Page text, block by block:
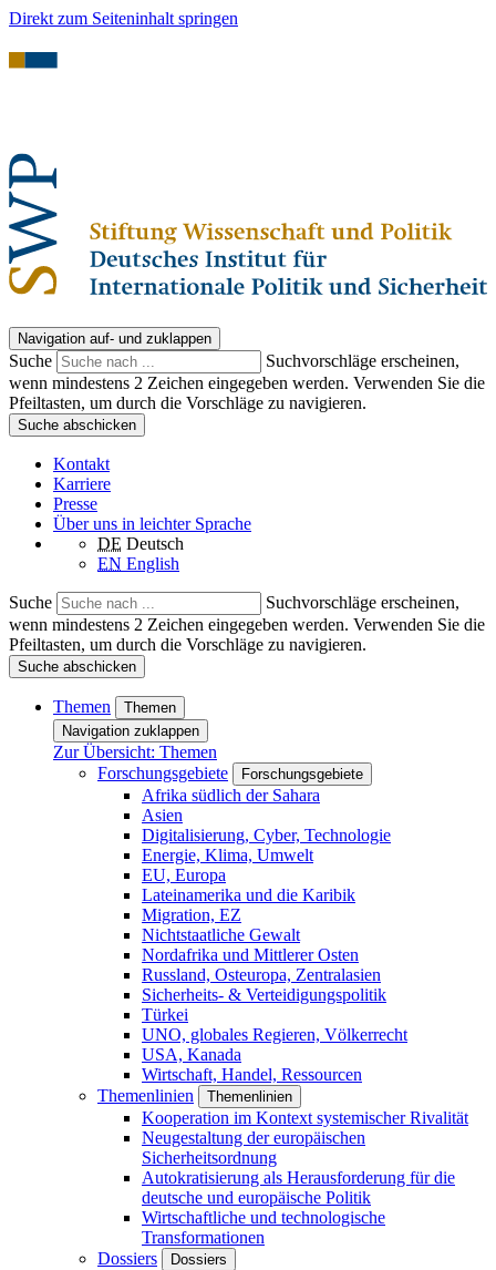
Direkt zum Seiteninhalt springen
Navigation auf- und zuklappen
Suche
Suchvorschläge erscheinen,
wenn mindestens 2 Zeichen eingegeben werden. Verwenden Sie die
Pfeiltasten, um durch die Vorschläge zu navigieren.
Suche abschicken
Kontakt
Karriere
Presse
Über uns in leichter Sprache
DE Deutsch
EN English
Suche
Suchvorschläge erscheinen,
wenn mindestens 2 Zeichen eingegeben werden. Verwenden Sie die
Pfeiltasten, um durch die Vorschläge zu navigieren.
Suche abschicken
Themen
Themen
Navigation zuklappen
Zur Übersicht: Themen
Forschungsgebiete
Forschungsgebiete
Afrika südlich der Sahara
Asien
Digitalisierung, Cyber, Technologie
Energie, Klima, Umwelt
EU, Europa
Lateinamerika und die Karibik
Migration, EZ
Nichtstaatliche Gewalt
Nordafrika und Mittlerer Osten
Russland, Osteuropa, Zentralasien
Sicherheits- & Verteidigungspolitik
Türkei
UNO, globales Regieren, Völkerrecht
USA, Kanada
Wirtschaft, Handel, Ressourcen
Themenlinien
Themenlinien
Kooperation im Kontext systemischer Rivalität
Neugestaltung der europäischen
Sicherheitsordnung
Autokratisierung als Herausforderung für die
deutsche und europäische Politik
Wirtschaftliche und technologische
Transformationen
Dossiers
Dossiers